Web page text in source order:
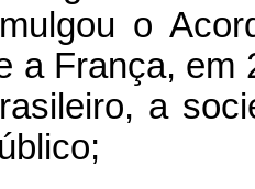
o
a França,
a